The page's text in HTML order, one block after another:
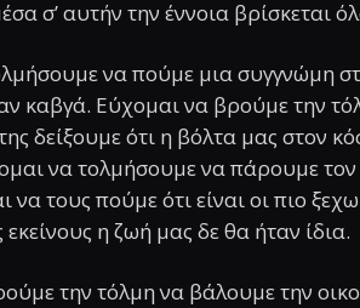
σ’ αυτήν την έννοια βρίσκεται
να πούμε μια συγγνώμη
καβγά. Εύχομαι να βρούμε την
δείξουμε ότι η βόλτα μας στον
να τολμήσουμε να πάρουμε
να τους πούμε ότι είναι οι πιο
η ζωή μας δε θα ήταν ίδια.
την τόλμη να βάλουμε την